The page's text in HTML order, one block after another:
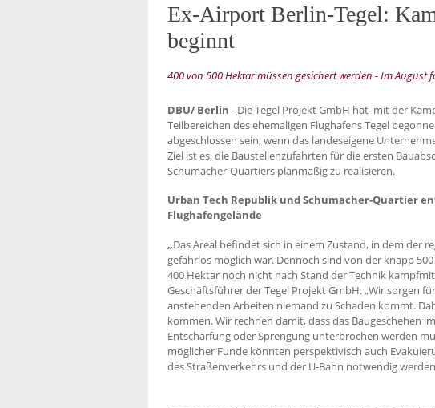
Ex-Airport Berlin-Tegel:
beginnt
400 von 500 Hektar müssen gesichert werden - Im
DBU/ Berlin - Die Tegel Projekt GmbH hat mit der
Teilbereichen des ehemaligen Flughafens Tegel
abgeschlossen sein, wenn das landeseigene
Ziel ist es, die Baustellenzufahrten für die ersten
Schumacher-Quartiers planmäßig zu realisieren.
Urban Tech Republik und Schumacher-Quartier
Flughafengelände
„Das Areal befindet sich in einem Zustand, in dem der
gefahrlos möglich war. Dennoch sind von der knapp
400 Hektar noch nicht nach Stand der Technik
Geschäftsführer der Tegel Projekt GmbH. „Wir sorgen
anstehenden Arbeiten niemand zu Schaden kommt.
kommen. Wir rechnen damit, dass das Baugeschehen
Entschärfung oder Sprengung unterbrochen werden
möglicher Funde könnten perspektivisch auch
des Straßenverkehrs und der U-Bahn notwendig